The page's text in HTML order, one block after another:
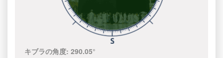
キブラの角度:290.05°